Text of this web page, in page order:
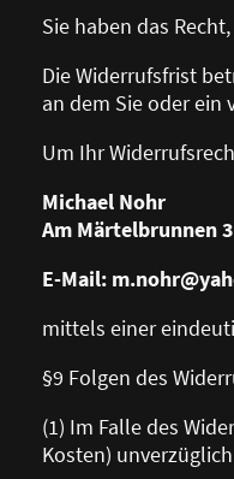
Sie haben das
Die Widerrufsfrist
an dem Sie oder ein
Um Ihr
Michael Nohr
Am Märtelbrunnen
E-Mail:
mittels einer
§9 Folgen des
(1) Im Falle des
Kosten)